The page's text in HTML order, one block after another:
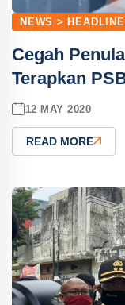
NEWS > HEADLINE
Cegah
Terapkan
12 MAY 2020
READ MORE